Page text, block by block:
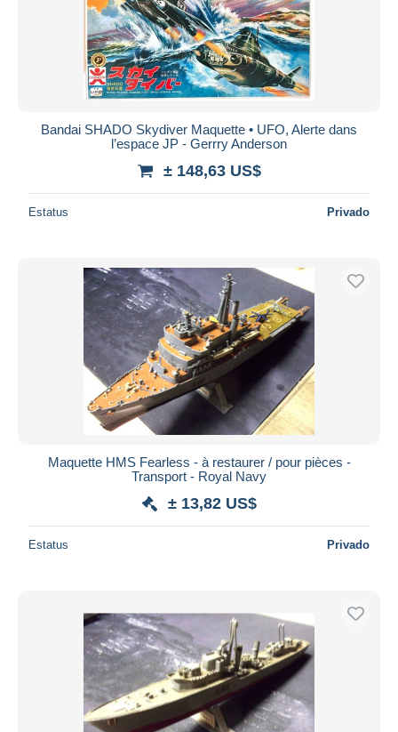
Bandai SHADO Skydiver Maquette • UFO, Alerte dans
l’espace JP - Gerrry Anderson
± 148,63 US$
Estatus Privado
Maquette HMS Fearless - à restaurer / pour pièces -
Transport - Royal Navy
± 13,82 US$
Estatus Privado